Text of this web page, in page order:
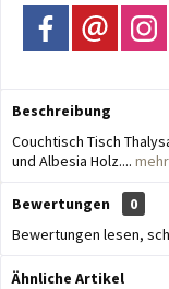
Beschreibung
Couchtisch Tisch
und Albesia Holz.... mehr
Bewertungen
0
Bewertungen lesen,
Ähnliche Artikel